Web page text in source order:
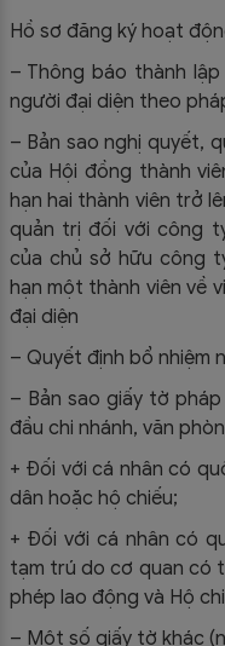
Hồ sơ đăng ký hoạt
– Thông báo thành
người đại diện theo
– Bản sao nghị quyết,
của Hội đồng thành
hạn hai thành viên trở
quản trị đối với công
của chủ sở hữu công
hạn một thành viên về
đại diện
– Quyết định bổ nhiệm
– Bản sao giấy tờ
đầu chi nhánh, văn
+ Đối với cá nhân có
dân hoặc hộ chiếu;
+ Đối với cá nhân có
tạm trú do cơ quan có
phép lao động và Hộ
– Một số giấy tờ khác